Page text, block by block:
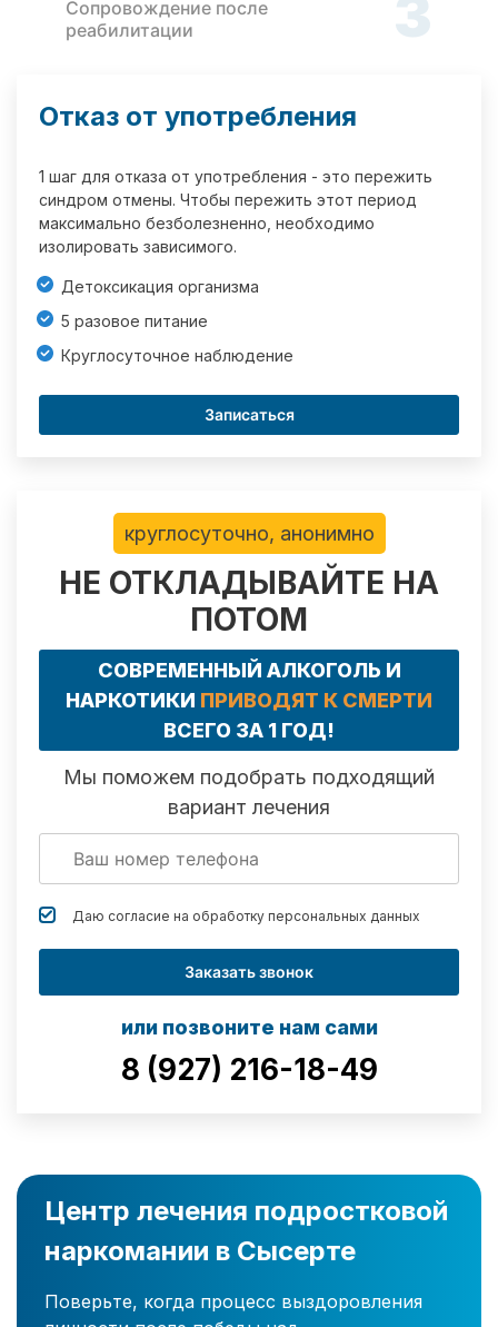
Сопровождение после
реабилитации
3
Отказ от употребления
1 шаг для отказа от употребления - это пережить
синдром отмены. Чтобы пережить этот период
максимально безболезненно, необходимо
изолировать зависимого.
Детоксикация организма
5 разовое питание
Круглосуточное наблюдение
Записаться
круглосуточно, анонимно
НЕ ОТКЛАДЫВАЙТЕ НА
ПОТОМ
СОВРЕМЕННЫЙ АЛКОГОЛЬ И
НАРКОТИКИ ПРИВОДЯТ К СМЕРТИ
ВСЕГО ЗА 1 ГОД!
Мы поможем подобрать подходящий
вариант лечения
Даю согласие на обработку персональных данных
Заказать звонок
или позвоните нам сами
8 (927) 216-18-49
Центр лечения подростковой
наркомании в Сысерте
Поверьте, когда процесс выздоровления